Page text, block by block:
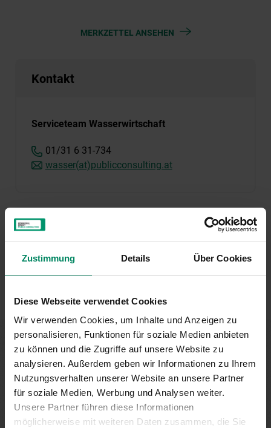
Zustimmung Details Über Cookies
Diese Webseite verwendet Cookies
Wir verwenden Cookies, um Inhalte und Anzeigen zu
personalisieren, Funktionen für soziale Medien anbieten
zu können und die Zugriffe auf unsere Website zu
analysieren. Außerdem geben wir Informationen zu Ihrem
Nutzungsverhalten unserer Website an unsere Partner
für soziale Medien, Werbung und Analysen weiter.
Unsere Partner führen diese Informationen
möglicherweise mit weiteren Daten zusammen, die Sie
MERKZETTEL ANSEHEN
Kontakt
Serviceteam Wasserwirtschaft
01/31 6 31-734
wasser(at)publicconsulting.at
Förderung nicht gefunden?
Wenn Sie keine passende Förderung für Ihren Betrieb
gefunden haben, dann entdecken Sie diese